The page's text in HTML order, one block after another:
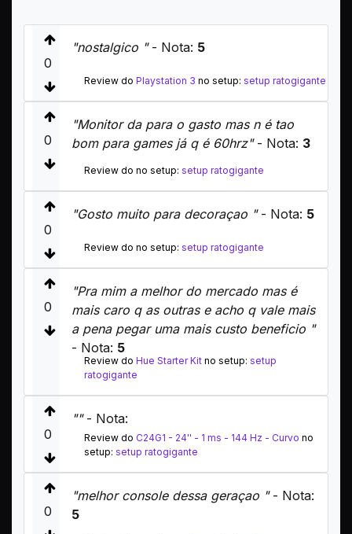
0
"nostalgico "- Nota: 5
Review do Playstation 3 no setup: setup ratogigante
0
"Monitor da para o gasto mas n é tao
bom para games já q é 60hrz"- Nota: 3
Review do no setup: setup ratogigante
0
"Gosto muito para decoraçao "- Nota: 5
Review do no setup: setup ratogigante
0
"Pra mim a melhor do mercado mas é
mais caro q as outras e acho q vale mais
a pena pegar uma mais custo beneficio "
- Nota: 5
Review do Hue Starter Kit no setup: setup
ratogigante
0
""- Nota:
Review do C24G1 - 24'' - 1 ms - 144 Hz - Curvo no
setup: setup ratogigante
0
"melhor console dessa geraçao "- Nota:
5